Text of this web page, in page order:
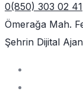
0(850) 303 02 41
Ömerağa Mah.
Şehrin Dijital